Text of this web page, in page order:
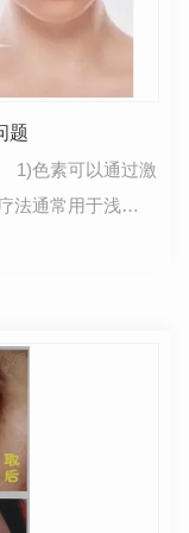
题
色素可以通过激
法通常用于浅
可能会发…